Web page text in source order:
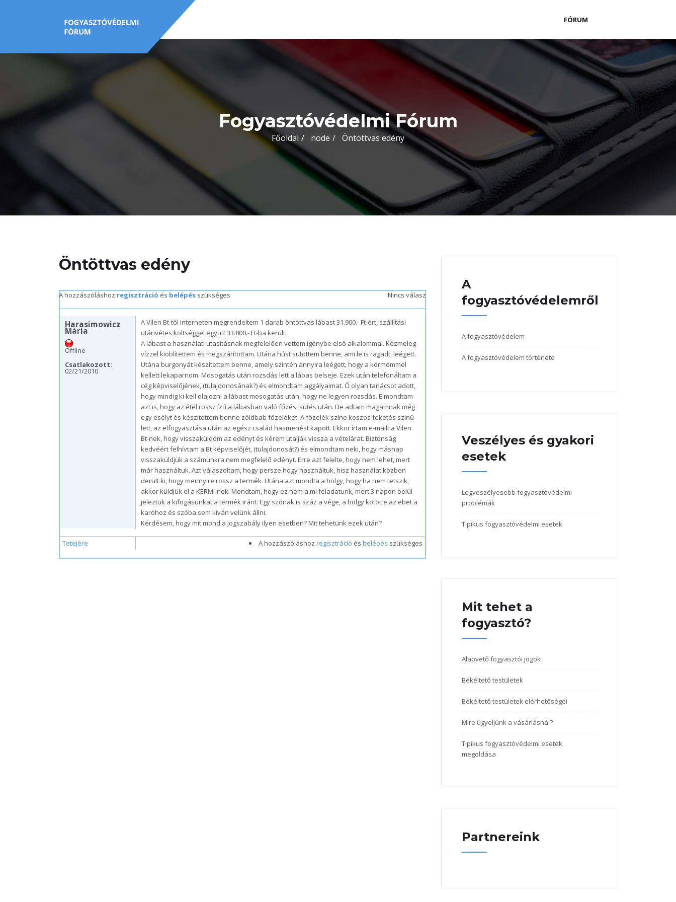
FÓRUM
Fogyasztóvédelmi Fórum
Főoldal node Öntöttvas edény
Öntöttvas edény
A hozzászóláshoz regisztráció és belépés szükséges Nincs válasz
Harasimowicz
Mária
Offline
Csatlakozott:
02/21/2010
A Vilen Bt-től interneten megrendeltem 1 darab öntöttvas lábast 31.900.- Ft-ért, szállítási
utánvétes költséggel együtt 33.800.- Ft-ba került.
A lábast a használati utasításnak megfelelően vettem igénybe első alkalommal. Kézmeleg
vízzel kiöblítettem és megszárítottam. Utána húst sütöttem benne, ami le is ragadt, leégett.
Utána burgonyát készítettem benne, amely szintén annyira leégett, hogy a körmömmel
kellett lekaparnom. Mosogatás után rozsdás lett a lábas belseje. Ezek után telefonáltam a
cég képviselőjének, (tulajdonosának?) és elmondtam aggályaimat. Ő olyan tanácsot adott,
hogy mindig ki kell olajozni a lábast mosogatás után, hogy ne legyen rozsdás. Elmondtam
azt is, hogy az étel rossz ízű a lábasban való főzés, sütés után. De adtam magamnak még
egy esélyt és készítettem benne zöldbab főzeléket. A főzelék színe koszos feketés színű
lett, az elfogyasztása után az egész család hasmenést kapott. Ekkor írtam e-mailt a Vilen
Bt-nek, hogy visszaküldöm az edényt és kérem utalják vissza a vételárat. Biztonság
kedvéért felhívtam a Bt képviselőjét, (tulajdonosát?) és elmondtam neki, hogy másnap
visszaküldjük a számunkra nem megfelelő edényt. Erre azt felelte, hogy nem lehet, mert
már használtuk. Azt válaszoltam, hogy persze hogy használtuk, hisz használat közben
derült ki, hogy mennyire rossz a termék. Utána azt mondta a hölgy, hogy ha nem tetszik,
akkor küldjük el a KERMI-nek. Mondtam, hogy ez nem a mi feladatunk, mert 3 napon belül
jeleztük a kifogásunkat a termék iránt. Egy szónak is száz a vége, a hölgy kötötte az ebet a
karóhoz és szóba sem kíván velünk állni.
Kérdésem, hogy mit mond a jogszabály ilyen esetben? Mit tehetünk ezek után?
Tetejére A hozzászóláshoz regisztráció és belépés szükséges
A
fogyasztóvédelemről
A fogyasztóvédelem
A fogyasztóvédelem története
Veszélyes és gyakori
esetek
Legveszélyesebb fogyasztóvédelmi
problémák
Tipikus fogyasztóvédelmi esetek
Mit tehet a
fogyasztó?
Alapvető fogyasztói jogok
Békéltető testületek
Békéltető testületek elérhetőségei
Mire ügyeljünk a vásárlásnál?
Tipikus fogyasztóvédelmi esetek
megoldása
Partnereink